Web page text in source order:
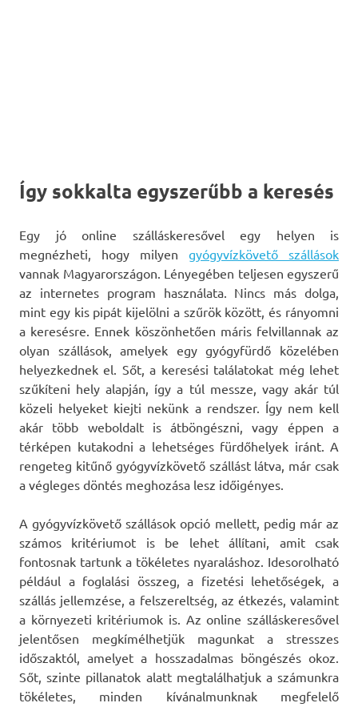
Így sokkalta egyszerűbb a keresés
Egy jó online szálláskeresővel egy helyen is
megnézheti, hogy milyen gyógyvízkövető szállások
vannak Magyarországon. Lényegében teljesen egyszerű
az internetes program használata. Nincs más dolga,
mint egy kis pipát kijelölni a szűrök között, és rányomni
a keresésre. Ennek köszönhetően máris felvillannak az
olyan szállások, amelyek egy gyógyfürdő közelében
helyezkednek el. Sőt, a keresési találatokat még lehet
szűkíteni hely alapján, így a túl messze, vagy akár túl
közeli helyeket kiejti nekünk a rendszer. Így nem kell
akár több weboldalt is átböngészni, vagy éppen a
térképen kutakodni a lehetséges fürdőhelyek iránt. A
rengeteg kitűnő gyógyvízkövető szállást látva, már csak
a végleges döntés meghozása lesz időigényes.
A gyógyvízkövető szállások opció mellett, pedig már az
számos kritériumot is be lehet állítani, amit csak
fontosnak tartunk a tökéletes nyaraláshoz. Idesorolható
például a foglalási összeg, a fizetési lehetőségek, a
szállás jellemzése, a felszereltség, az étkezés, valamint
a környezeti kritériumok is. Az online szálláskeresővel
jelentősen megkímélhetjük magunkat a stresszes
időszaktól, amelyet a hosszadalmas böngészés okoz.
Sőt, szinte pillanatok alatt megtalálhatjuk a számunkra
tökéletes, minden kívánalmunknak megfelelő